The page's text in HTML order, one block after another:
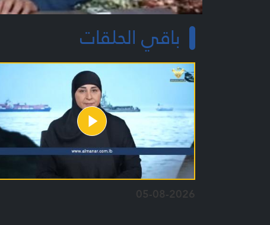
باقي الحلقات
05-08-2026